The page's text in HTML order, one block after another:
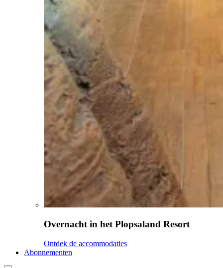
Overnacht in het Plopsaland Resort
Ontdek de accommodaties
Abonnementen